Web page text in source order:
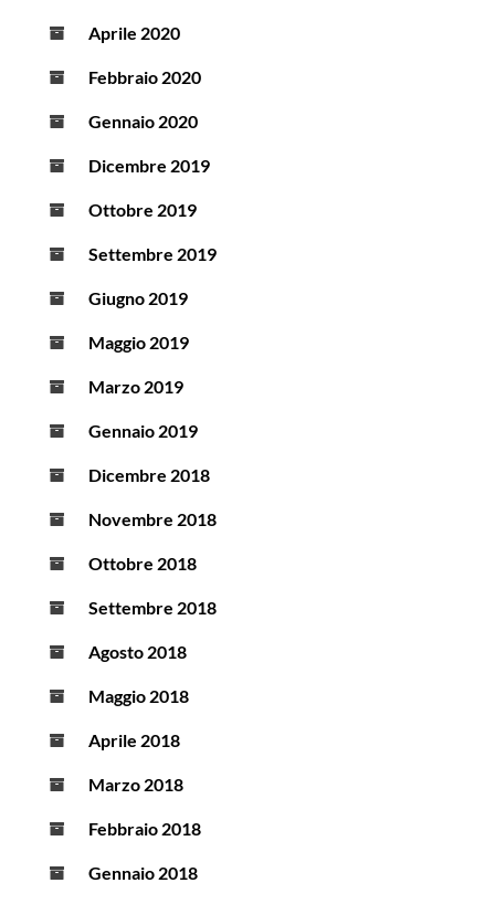
Aprile 2020
Febbraio 2020
Gennaio 2020
Dicembre 2019
Ottobre 2019
Settembre 2019
Giugno 2019
Maggio 2019
Marzo 2019
Gennaio 2019
Dicembre 2018
Novembre 2018
Ottobre 2018
Settembre 2018
Agosto 2018
Maggio 2018
Aprile 2018
Marzo 2018
Febbraio 2018
Gennaio 2018